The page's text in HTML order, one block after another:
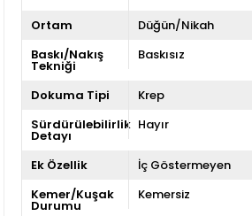
Ortam
Düğün/Nikah
Baskı/Nakış
Tekniği
Baskısız
Dokuma Tipi
Krep
Sürdürülebilirlik
Detayı
Hayır
Ek Özellik
İç Göstermeyen
Kemer/Kuşak
Durumu
Kemersiz